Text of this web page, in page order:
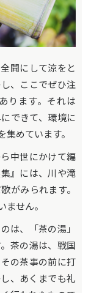
開にして涼をと
、ここでぜひ注
ります。それは
できて、環境に
めています。
中世にかけて編
』には、川や滝
がみられます。
せん。
は、「茶の湯」
茶の湯は、戦国
の茶事の前に打
、あくまでも礼